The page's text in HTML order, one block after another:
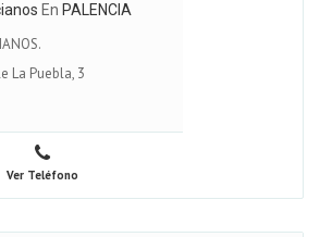
En PALENCIA
La Puebla, 3
Ver Teléfono